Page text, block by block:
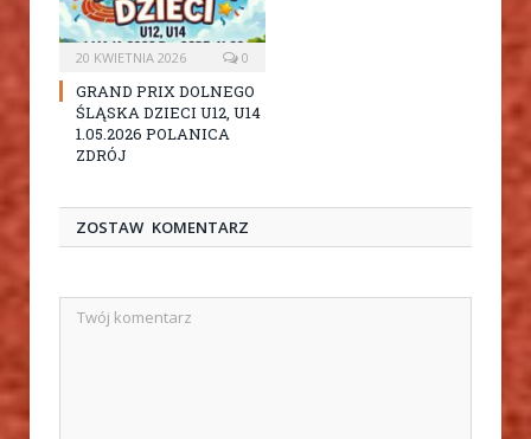
20 KWIETNIA 2026 0
GRAND PRIX DOLNEGO
ŚLĄSKA DZIECI U12, U14
1.05.2026 POLANICA
ZDRÓJ
ZOSTAW KOMENTARZ